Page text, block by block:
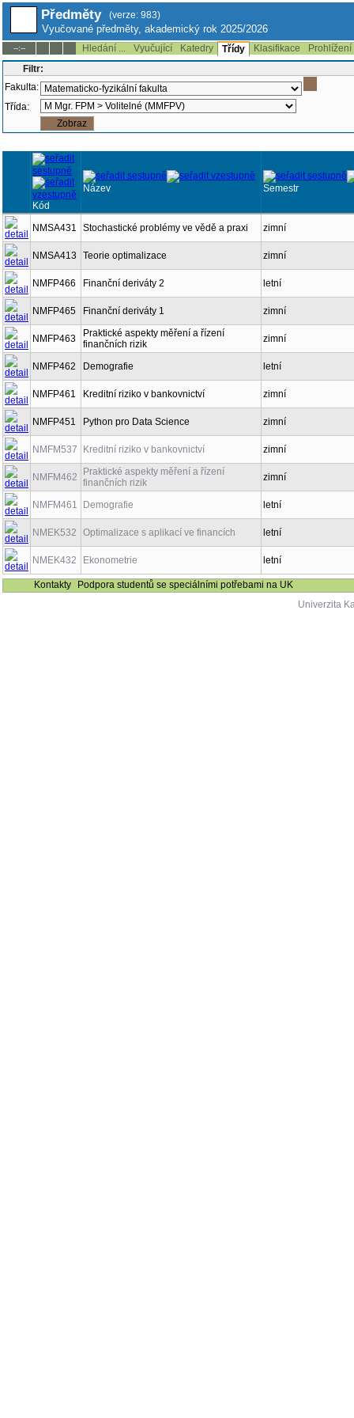
Předměty (verze: 983)
Vyučované předměty, akademický rok 2025/2026
--:-- Hledání ... Vyučující Katedry Třídy Klasifikace
Filtr:
Fakulta:
Třída:
Kód
Název Semestr
NMSA431 Stochastické problémy ve vědě a praxi zimní
NMSA413 Teorie optimalizace zimní
NMFP466 Finanční deriváty 2 letní
NMFP465 Finanční deriváty 1 zimní
NMFP463
Praktické aspekty měření a řízení
finančních rizik
zimní
NMFP462 Demografie letní
NMFP461 Kreditní riziko v bankovnictví zimní
NMFP451 Python pro Data Science zimní
NMFM537 Kreditní riziko v bankovnictví zimní
NMFM462
Praktické aspekty měření a řízení
finančních rizik
zimní
NMFM461 Demografie letní
NMEK532 Optimalizace s aplikací ve financích letní
NMEK432 Ekonometrie letní
Kontakty
Podpora studentů se speciálními potřebami na UK
Univerzita